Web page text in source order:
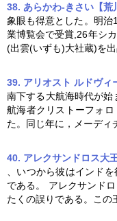
38. あらかわ-きさい【荒
象眼も得意とした。明
業博覧会で受賞,26年シ
(出雲(いずも)大社蔵)を
39. アリオスト ルドヴィ
南下する大航海時代が
航海者クリストーフォロ
た。同じ年に，メーディ
40. アレクサンドロス大
、いつから彼はインド
である。 アレクサンド
たくの誤りである。この